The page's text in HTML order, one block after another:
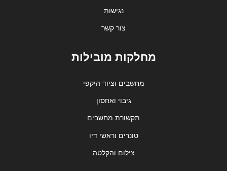
נגישות
צור קשר
מחלקות מובילות
מחשבים וציוד היקפי
גיבוי ואחסון
תקשורת מחשבים
טונרים וראשי דיו
צילום והקלטה